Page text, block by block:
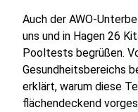
Auch der AWO-
uns und in Hagen 26
Pooltests begrüßen.
Gesundheitsbereichs
erklärt, warum diese
flächendeckend